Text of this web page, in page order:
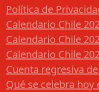
Política de
Calendario Chile
Calendario Chile
Calendario Chile
Cuenta regresiva
Qué se celebra hoy